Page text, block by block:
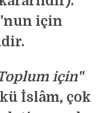
için
için"
İslâm, çok